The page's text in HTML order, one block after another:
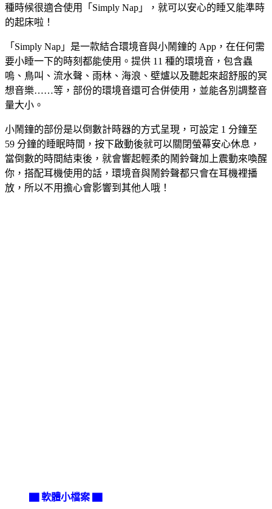
種時候很適合使用「Simply Nap」，就可以安心的睡又能準時
的起床啦！
「Simply Nap」是一款結合環境音與小鬧鐘的 App，在任何需
要小睡一下的時刻都能使用。提供 11 種的環境音，包含蟲
嗚、鳥叫、流水聲、雨林、海浪、壁爐以及聽起來超舒服的冥
想音樂……等，部份的環境音還可合併使用，並能各別調整音
量大小。
小鬧鐘的部份是以倒數計時器的方式呈現，可設定 1 分鐘至
59 分鐘的睡眠時間，按下啟動後就可以關閉螢幕安心休息，
當倒數的時間結束後，就會響起輕柔的鬧鈴聲加上震動來喚醒
你，搭配耳機使用的話，環境音與鬧鈴聲都只會在耳機裡播
放，所以不用擔心會影響到其他人哦！
▇ 軟體小檔案 ▇